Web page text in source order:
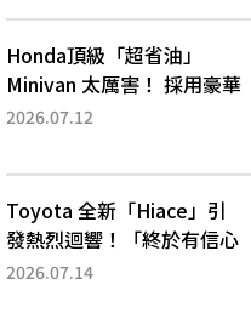
運動化「底盤設定」！還配
備專屬豪華...
Honda頂級「超省油」
Minivan 太厲害！ 採用豪華
「真皮座椅」與專屬「黑色
公里，兼具優異節能表現與
舒適「三...
2026.07.12
Toyota 全新「Hiace」引
發熱烈迴響！「終於有信心
下訂了！」「哪個等級交車
2026.07.14